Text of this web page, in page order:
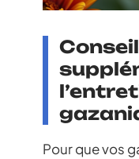
Pour que vos